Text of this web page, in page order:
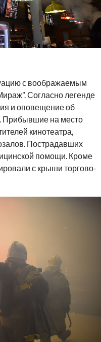
с воображаемым
Согласно легенде
и оповещение об
Прибывшие на место
кинотеатра,
Пострадавших
помощи. Кроме
с крыши торгово-